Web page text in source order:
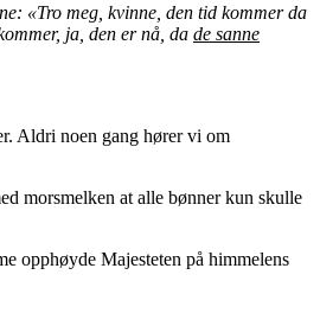
«Tro meg, kvinne, den tid kommer da
ja, den er nå, da de sanne
Aldri noen gang hører vi om
morsmelken at alle bønner kun skulle
opphøyde Majesteten på himmelens